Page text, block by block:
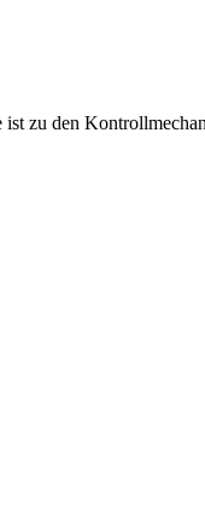
zu den